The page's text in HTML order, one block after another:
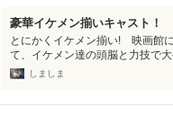
豪華イケメン揃いキャスト！
とにかくイケメン揃い! 映画館
て、イケメン達の頭脳と力技で
しましま